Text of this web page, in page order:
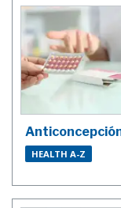
HEALTH A-Z